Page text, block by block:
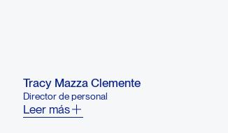
Tracy Mazza Clemente
Director de personal
Leer más